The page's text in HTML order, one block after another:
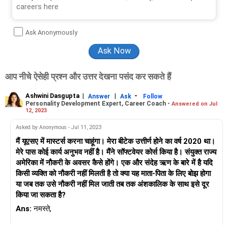
Ask Anonymously
आप नीचे ऐसेही प्रश्न और उत्तर देखना पसंद कर सकते हैं
Ashwini Dasgupta | Answer | Ask -
Follow
Personality Development Expert, Career Coach - Answered on Jul
12, 2023
Asked by Anonymous - Jul 11, 2023
मैं यूएसए में मास्टर्स करना चाहूंगा। मेरा बीटेक उत्तीर्ण होने का वर्ष 2020 था।
मेरे पास कोई कार्य अनुभव नहीं है। मैंने सॉफ्टवेयर कोर्स किया है। संयुक्त राज्य
अमेरिका में नौकरी के अवसर कैसे होंगे। एक और संदेह ऋण के बारे में है यदि
किसी व्यक्ति को नौकरी नहीं मिलती है तो क्या यह माता-पिता के लिए बोझ होगा
या जब तक उसे नौकरी नहीं मिल जाती तब तक अंशकालिक के साथ इसे दूर
किया जा सकता है?
Ans: नमस्ते,